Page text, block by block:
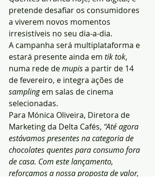
pretende desafiar os consumidores
a viverem novos momentos
irresistíveis no seu dia-a-dia.
A campanha será multiplataforma e
estará presente ainda em tik tok,
numa rede de mupis a partir de 14
de fevereiro, e integra ações de
sampling em salas de cinema
selecionadas.
Para Mónica Oliveira, Diretora de
Marketing da Delta Cafés, “Até agora
estávamos presentes na categoria de
chocolates quentes para consumo fora
de casa. Com este lançamento,
reforçamos a nossa proposta de valor,